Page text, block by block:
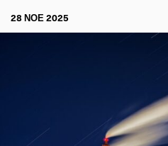
28 ΝΟΕ 2025